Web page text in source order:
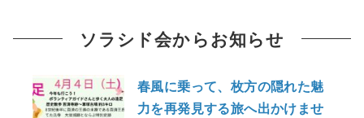
ソラシド会からお知らせ
春風に乗って、枚方の隠れた魅
力を再発見する旅へ出かけませ